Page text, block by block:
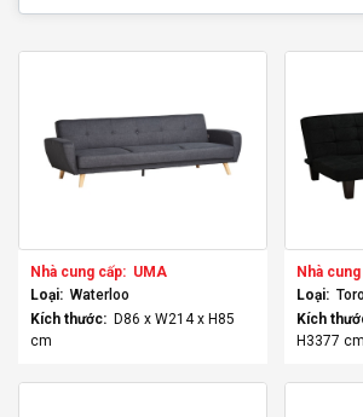
Nhà cung cấp: UMA
Loại: Waterloo
Kích thước: D86 x W214 x H85
cm
Nhà
Loại:
Kích
H3377 cm